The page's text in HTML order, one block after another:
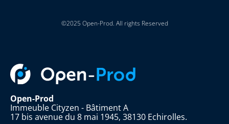
©2025 Open-Prod. All rights Reserved
Open-Prod
Immeuble Cityzen - Bâtiment A
17 bis avenue du 8 mai 1945, 38130 Echirolles.